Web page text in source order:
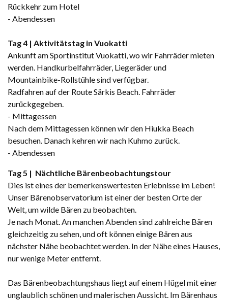
Rückkehr zum Hotel
- Abendessen
Tag 4 | Aktivitätstag in Vuokatti
Ankunft am Sportinstitut Vuokatti, wo wir Fahrräder mieten
werden. Handkurbelfahrräder, Liegeräder und
Mountainbike-Rollstühle sind verfügbar.
Radfahren auf der Route Särkis Beach. Fahrräder
zurückgegeben.
- Mittagessen
Nach dem Mittagessen können wir den Hiukka Beach
besuchen. Danach kehren wir nach Kuhmo zurück.
- Abendessen
Tag 5 | Nächtliche Bärenbeobachtungstour
Dies ist eines der bemerkenswertesten Erlebnisse im Leben!
Unser Bärenobservatorium ist einer der besten Orte der
Welt, um wilde Bären zu beobachten.
Je nach Monat. An manchen Abenden sind zahlreiche Bären
gleichzeitig zu sehen, und oft können einige Bären aus
nächster Nähe beobachtet werden. In der Nähe eines Hauses,
nur wenige Meter entfernt.
Das Bärenbeobachtungshaus liegt auf einem Hügel mit einer
unglaublich schönen und malerischen Aussicht. Im Bärenhaus